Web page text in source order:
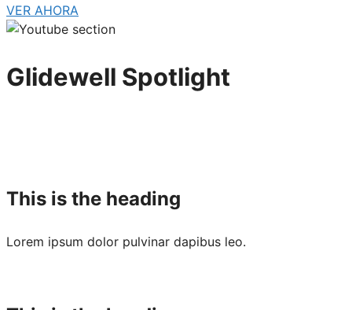
VER AHORA
Glidewell Spotlight
This is the heading
Lorem ipsum dolor pulvinar dapibus leo.